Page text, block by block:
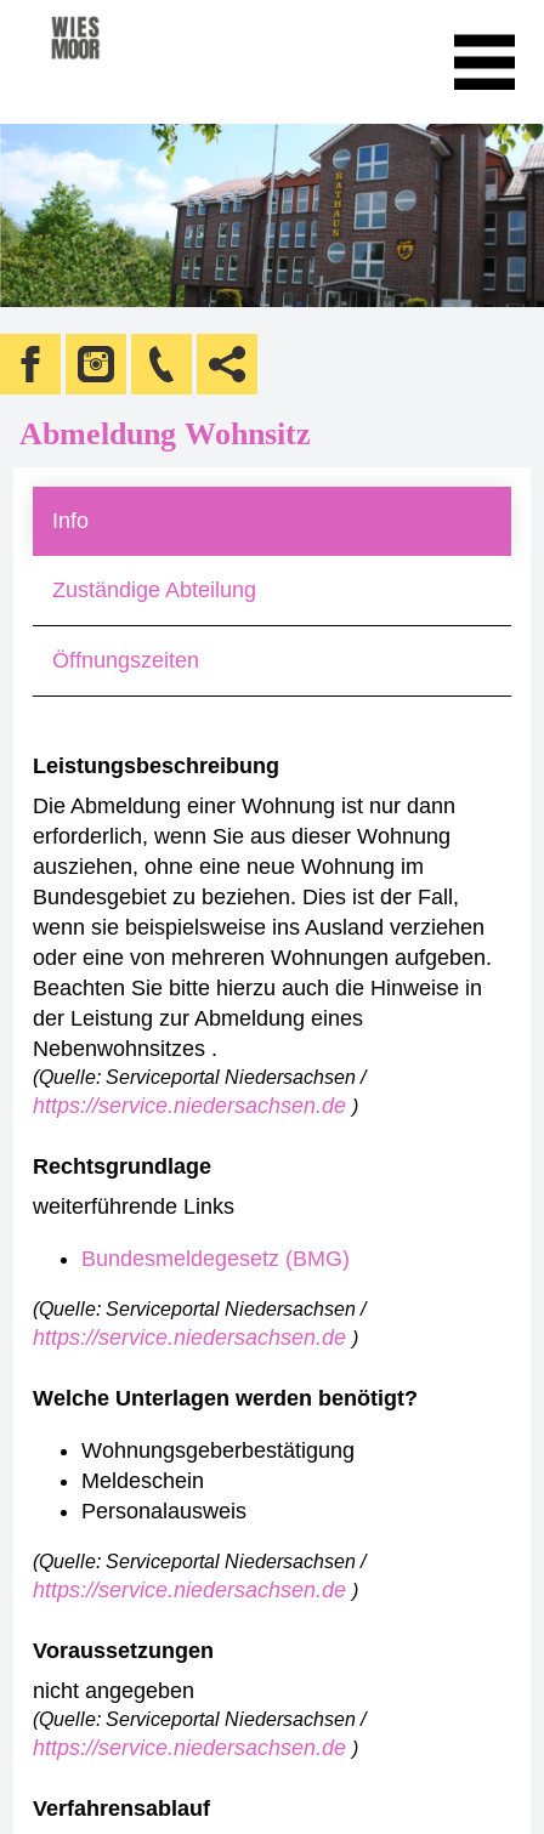
Abmeldung Wohnsitz
Info
Zuständige Abteilung
Öffnungszeiten
Leistungsbeschreibung
Die Abmeldung einer Wohnung ist nur dann
erforderlich, wenn Sie aus dieser Wohnung
ausziehen, ohne eine neue Wohnung im
Bundesgebiet zu beziehen. Dies ist der Fall,
wenn sie beispielsweise ins Ausland verziehen
oder eine von mehreren Wohnungen aufgeben.
Beachten Sie bitte hierzu auch die Hinweise in
der Leistung zur Abmeldung eines
Nebenwohnsitzes .
(Quelle: Serviceportal Niedersachsen /
https://service.niedersachsen.de )
Rechtsgrundlage
weiterführende Links
Bundesmeldegesetz (BMG)
(Quelle: Serviceportal Niedersachsen /
https://service.niedersachsen.de )
Welche Unterlagen werden benötigt?
Wohnungsgeberbestätigung
Meldeschein
Personalausweis
(Quelle: Serviceportal Niedersachsen /
https://service.niedersachsen.de )
Voraussetzungen
nicht angegeben
(Quelle: Serviceportal Niedersachsen /
https://service.niedersachsen.de )
Verfahrensablauf